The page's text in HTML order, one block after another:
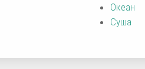
Океан
Суша